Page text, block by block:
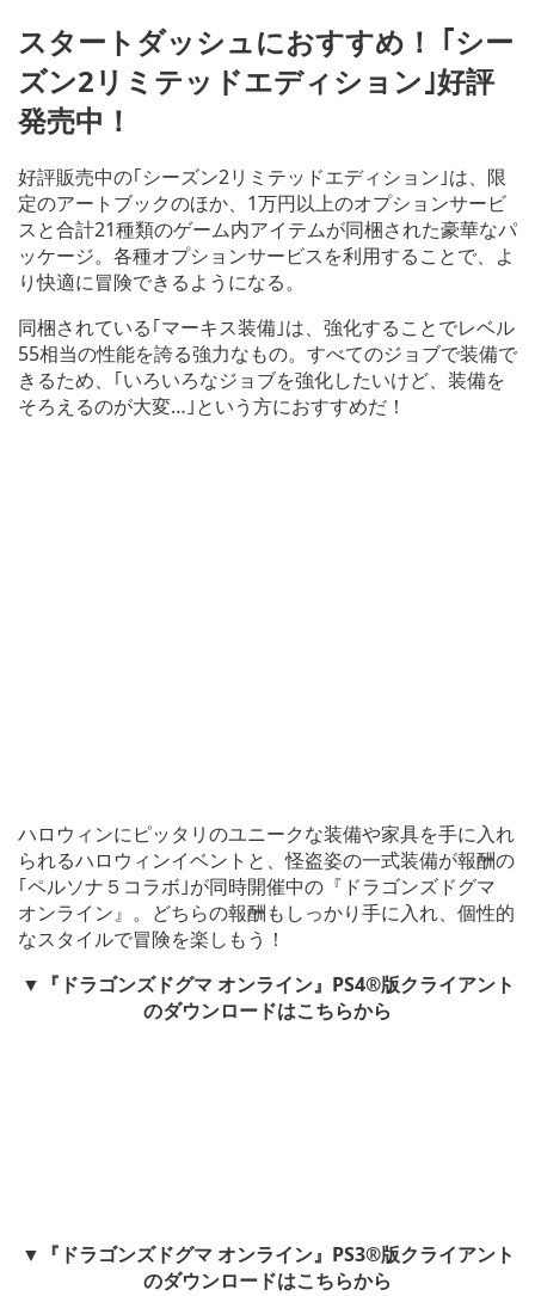
スタートダッシュにおすすめ！ ｢シー
ズン2リミテッドエディション｣好評
発売中！
好評販売中の｢シーズン2リミテッドエディション｣は、限
定のアートブックのほか、1万円以上のオプションサービ
スと合計21種類のゲーム内アイテムが同梱された豪華なパ
ッケージ。各種オプションサービスを利用することで、よ
り快適に冒険できるようになる。
同梱されている｢マーキス装備｣は、強化することでレベル
55相当の性能を誇る強力なもの。すべてのジョブで装備で
きるため、｢いろいろなジョブを強化したいけど、装備を
そろえるのが大変…｣という方におすすめだ！
ハロウィンにピッタリのユニークな装備や家具を手に入れ
られるハロウィンイベントと、怪盗姿の一式装備が報酬の
｢ペルソナ５コラボ｣が同時開催中の『ドラゴンズドグマ
オンライン』。どちらの報酬もしっかり手に入れ、個性的
なスタイルで冒険を楽しもう！
▼『ドラゴンズドグマ オンライン』PS4®版クライアント
のダウンロードはこちらから
▼『ドラゴンズドグマ オンライン』PS3®版クライアント
のダウンロードはこちらから